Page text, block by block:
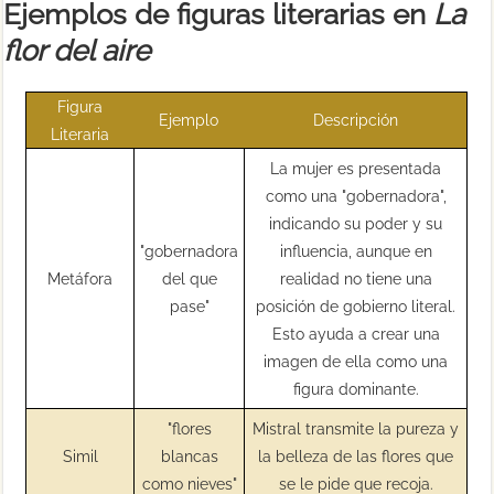
Ejemplos de figuras literarias en La
flor del aire
Figura
Literaria
Ejemplo Descripción
Metáfora
"gobernadora
del que
pase"
La mujer es presentada
como una "gobernadora",
indicando su poder y su
influencia, aunque en
realidad no tiene una
posición de gobierno literal.
Esto ayuda a crear una
imagen de ella como una
figura dominante.
Simil
"flores
blancas
como nieves"
Mistral transmite la pureza y
la belleza de las flores que
se le pide que recoja.